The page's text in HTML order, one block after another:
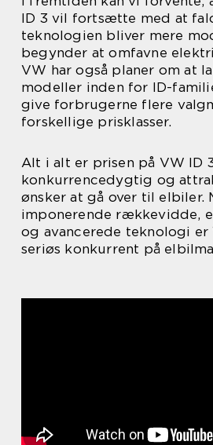
ID 3 vil fortsætte med at
teknologien bliver mere
begynder at omfavne
VW har også planer om at
modeller inden for ID-
give forbrugerne flere
forskellige prisklasser.
Alt i alt er prisen på VW ID
konkurrencedygtig og
ønsker at gå over til elbiler.
imponerende rækkevidde,
og avancerede teknologi er
seriøs konkurrent på